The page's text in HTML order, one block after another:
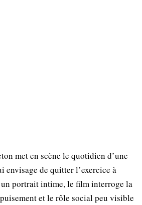
met en scène le quotidien d’une
de quitter l’exercice à
portrait intime, le film interroge la
et le rôle social peu visible